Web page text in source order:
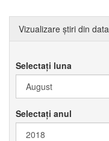
Vizualizare știri din data
Selectați luna
Selectați anul